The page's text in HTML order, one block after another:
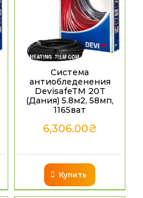
Система
антиобледенения
DevisafeTM 20T
(Дания) 5.8м2, 58мп,
1165ват
6,306.00₴
Купить